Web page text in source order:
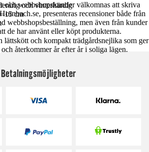
och vinterhärdig
cm
lättskött och kompakt trädgårdsnejlika som ger
återkommer år efter år i soliga lägen.
och webbshopskunder välkomnas att skriva
presenteras recensioner både från
webbshopsbeställning, men även från kunder
de har använt eller köpt produkterna.
Betalningsmöjligheter